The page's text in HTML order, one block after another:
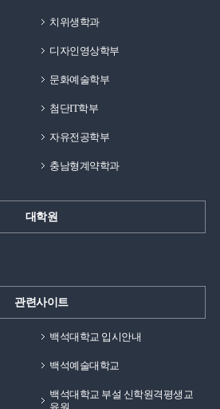
치위생학과
디자인영상학부
문화예술학부
첨단IT학부
자유전공학부
충남형계약학과
대학원
관련사이트
백석대학교 입시안내
백석예술대학교
백석대학교 부설 신학원격평생교